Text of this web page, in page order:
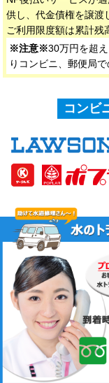
供し、代金債権を譲渡
ご利用限度額は累計残
※注意※30万円を超
りコンビニ、郵便局
コンビ